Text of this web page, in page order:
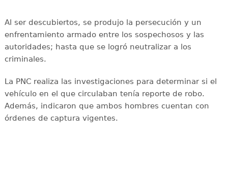
Al ser descubiertos, se produjo la persecución y un
enfrentamiento armado entre los sospechosos y las
autoridades; hasta que se logró neutralizar a los
criminales.
La PNC realiza las investigaciones para determinar si el
vehículo en el que circulaban tenía reporte de robo.
Además, indicaron que ambos hombres cuentan con
órdenes de captura vigentes.